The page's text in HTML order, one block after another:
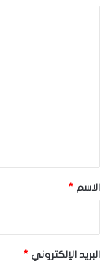
*
الاسم *
البريد الإلكتروني *